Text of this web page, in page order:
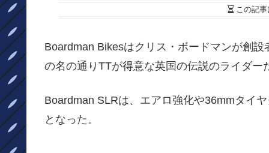
この記事
Boardman Bikesはクリス・ボードマンが創
の名の通りTTが得意な英国の伝説のライダー
Boardman SLRは、エアロ強化や36mmタイ
となった。